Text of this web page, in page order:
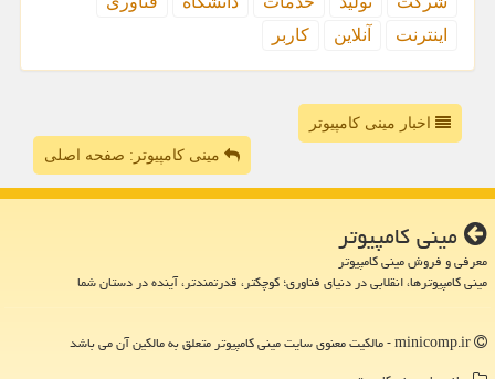
اینترنت
آنلاین كاربر
اخبار مینی کامپیوتر
مینی کامپیوتر: صفحه اصلی
مینی كامپیوتر
معرفی و فروش مینی کامپیوتر
مینی کامپیوترها، انقلابی در دنیای فناوری؛ کوچکتر، قدرتمندتر، آینده در دستان شما